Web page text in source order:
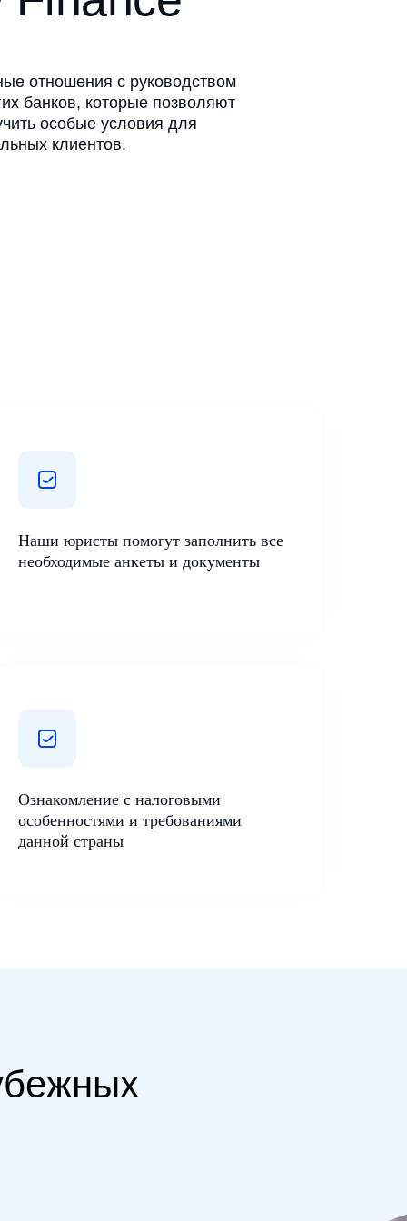
отношения с руководством
банков, которые позволяют
особые условия для
клиентов.
Наши юристы помогут заполнить все
необходимые анкеты и документы
Ознакомление с налоговыми
особенностями и требованиями
данной страны